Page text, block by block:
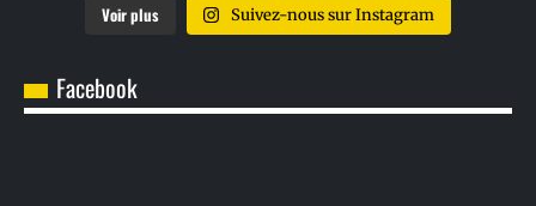
Voir plus Suivez-nous sur Instagram
Facebook